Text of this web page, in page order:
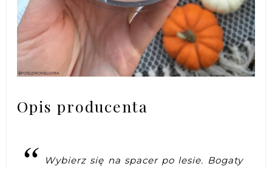
Opis producenta
Wybierz się na spacer po lesie. Bogaty